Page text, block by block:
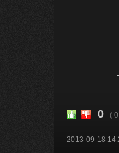
0 (
2013-09-18